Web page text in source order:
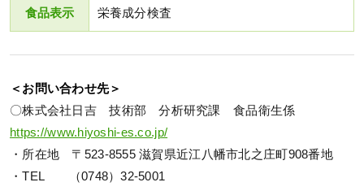
食品表示 栄養成分検査
＜お問い合わせ先＞
〇株式会社日吉 技術部 分析研究課 食品衛生係
https://www.hiyoshi-es.co.jp/
・所在地 〒523-8555 滋賀県近江八幡市北之庄町908番地
・TEL （0748）32-5001